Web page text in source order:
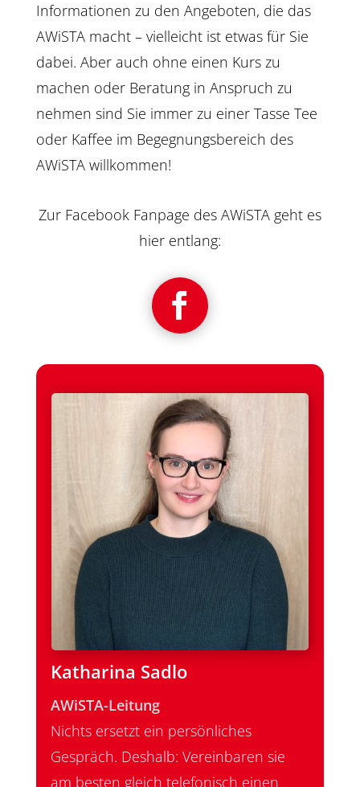
Informationen zu den Angeboten, die das
AWiSTA macht – vielleicht ist etwas für Sie
dabei. Aber auch ohne einen Kurs zu
machen oder Beratung in Anspruch zu
nehmen sind Sie immer zu einer Tasse Tee
oder Kaffee im Begegnungsbereich des
AWiSTA willkommen!
Zur Facebook Fanpage des AWiSTA geht es
hier entlang:
Katharina Sadlo
AWiSTA-Leitung
Nichts ersetzt ein persönliches
Gespräch. Deshalb: Vereinbaren sie
am besten gleich telefonisch einen